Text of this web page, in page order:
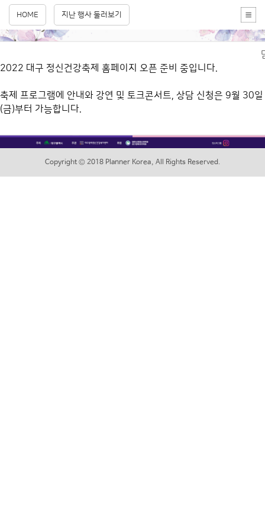
HOME 지난 행사 둘러보기
2022 대구 정신건강축제 홈페이지 오픈 준비 중입니다.
축제 프로그램에 안내와 강연 및 토크콘서트, 상담 신청은 9월 30일
(금)부터 가능합니다.
Copyright © 2018 Planner Korea, All Rights Reserved.